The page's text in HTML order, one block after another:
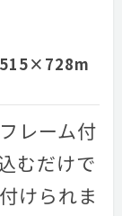
レーム付
むだけで
けられま